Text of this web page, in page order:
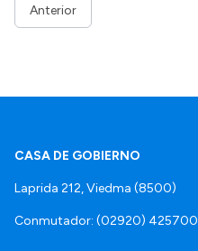
Anterior
CASA DE GOBIERNO
Laprida 212, Viedma (8500)
Conmutador: (02920) 425700